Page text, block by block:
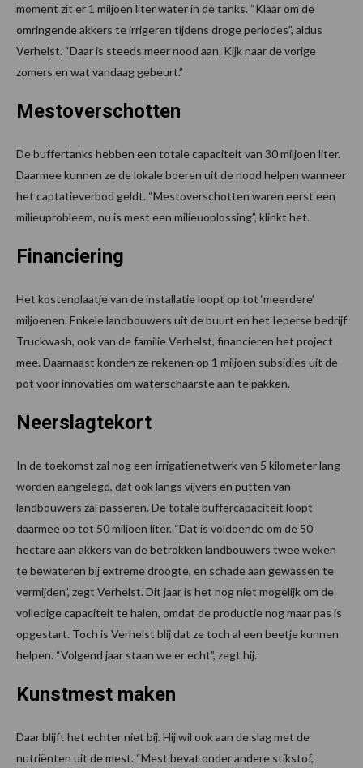
moment zit er 1 miljoen liter water in de tanks. “Klaar om de
omringende akkers te irrigeren tijdens droge periodes”, aldus
Verhelst. “Daar is steeds meer nood aan. Kijk naar de vorige
zomers en wat vandaag gebeurt.”
Mestoverschotten
De buffertanks hebben een totale capaciteit van 30 miljoen liter.
Daarmee kunnen ze de lokale boeren uit de nood helpen wanneer
het captatieverbod geldt. “Mestoverschotten waren eerst een
milieuprobleem, nu is mest een milieuoplossing”, klinkt het.
Financiering
Het kostenplaatje van de installatie loopt op tot ‘meerdere’
miljoenen. Enkele landbouwers uit de buurt en het Ieperse bedrijf
Truckwash, ook van de familie Verhelst, financieren het project
mee. Daarnaast konden ze rekenen op 1 miljoen subsidies uit de
pot voor innovaties om waterschaarste aan te pakken.
Neerslagtekort
In de toekomst zal nog een irrigatienetwerk van 5 kilometer lang
worden aangelegd, dat ook langs vijvers en putten van
landbouwers zal passeren. De totale buffercapaciteit loopt
daarmee op tot 50 miljoen liter. “Dat is voldoende om de 50
hectare aan akkers van de betrokken landbouwers twee weken
te bewateren bij extreme droogte, en schade aan gewassen te
vermijden”, zegt Verhelst. Dit jaar is het nog niet mogelijk om de
volledige capaciteit te halen, omdat de productie nog maar pas is
opgestart. Toch is Verhelst blij dat ze toch al een beetje kunnen
helpen. “Volgend jaar staan we er echt”, zegt hij.
Kunstmest maken
Daar blijft het echter niet bij. Hij wil ook aan de slag met de
nutriënten uit de mest. “Mest bevat onder andere stikstof,